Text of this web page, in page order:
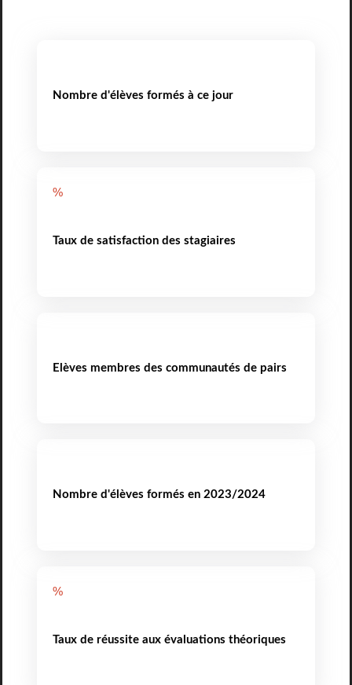
Nombre d'élèves formés à ce jour
%
Taux de satisfaction des stagiaires
Elèves membres des communautés de pairs
Nombre d'élèves formés en 2023/2024
%
Taux de réussite aux évaluations théoriques